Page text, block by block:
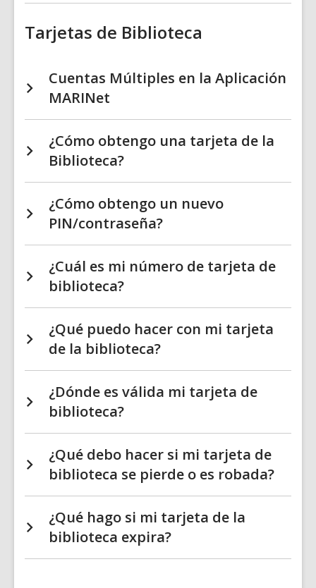
Tarjetas de Biblioteca
Cuentas Múltiples en la Aplicación
MARINet
¿Cómo obtengo una tarjeta de la
Biblioteca?
¿Cómo obtengo un nuevo
PIN/contraseña?
¿Cuál es mi número de tarjeta de
biblioteca?
¿Qué puedo hacer con mi tarjeta
de la biblioteca?
¿Dónde es válida mi tarjeta de
biblioteca?
¿Qué debo hacer si mi tarjeta de
biblioteca se pierde o es robada?
¿Qué hago si mi tarjeta de la
biblioteca expira?